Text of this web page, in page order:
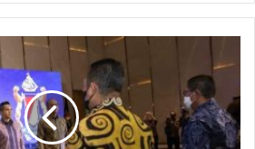
kepada pelaku UMKM
konsumen. Pemasaran
ada artinya jika tidak dibarengi
dalam pelayanan penjualan.